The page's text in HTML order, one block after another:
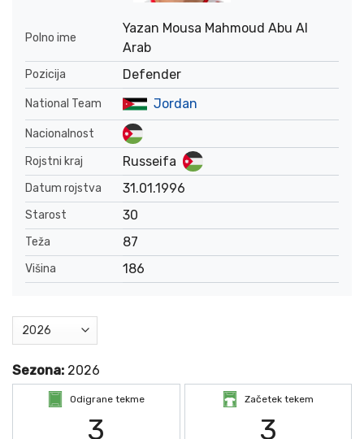
Polno ime
Yazan Mousa Mahmoud Abu Al
Arab
Pozicija Defender
National Team Jordan
Nacionalnost
Rojstni kraj
Russeifa
Datum rojstva 31.01.1996
Starost 30
Teža 87
Višina 186
Sezona: 2026
Odigrane tekme
3
Začetek tekem
3